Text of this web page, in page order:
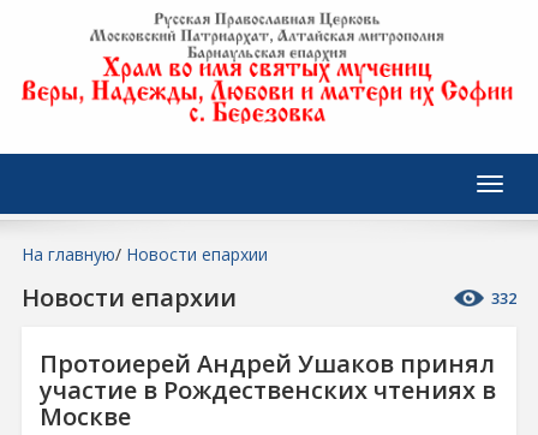
На главную/ Новости епархии
Новости епархии 332
Протоиерей Андрей Ушаков принял
участие в Рождественских чтениях в
Москве